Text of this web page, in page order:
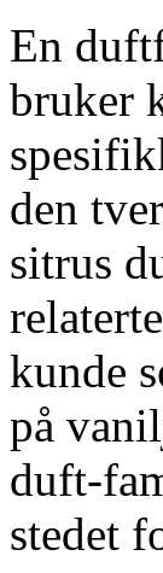
En
bruker
den
sitrus
kunde
på
duft-
stedet